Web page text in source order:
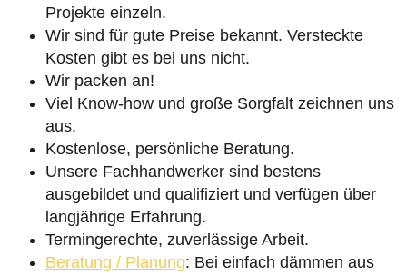
Projekte einzeln.
Wir sind für gute Preise bekannt. Versteckte
Kosten gibt es bei uns nicht.
Wir packen an!
Viel Know-how und große Sorgfalt zeichnen uns
aus.
Kostenlose, persönliche Beratung.
Unsere Fachhandwerker sind bestens
ausgebildet und qualifiziert und verfügen über
langjährige Erfahrung.
Termingerechte, zuverlässige Arbeit.
Beratung / Planung: Bei einfach dämmen aus